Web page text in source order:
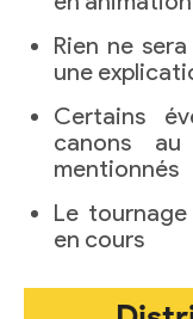
Rien ne
une
Certains
canons
mentionnés
Le
en cours